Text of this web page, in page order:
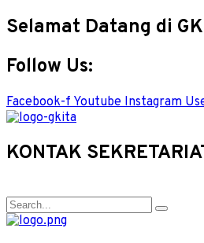
Selamat Datang di
Follow Us:
Facebook-f Youtube Instagram
KONTAK